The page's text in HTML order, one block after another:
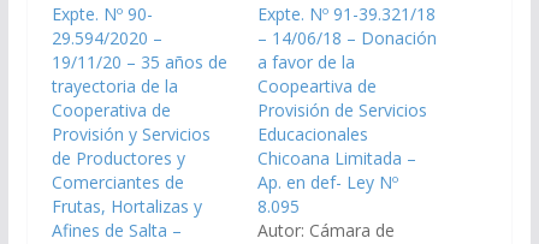
Expte. Nº 90-
29.594/2020 –
19/11/20 – 35 años de
trayectoria de la
Cooperativa de
Provisión y Servicios
de Productores y
Comerciantes de
Frutas, Hortalizas y
Afines de Salta –
Expte. Nº 91-39.321/18
– 14/06/18 – Donación
a favor de la
Coopeartiva de
Provisión de Servicios
Educacionales
Chicoana Limitada –
Ap. en def- Ley Nº
8.095
Autor: Cámara de